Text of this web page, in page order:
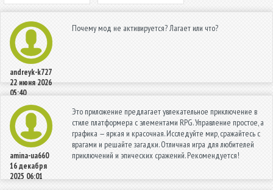
andreyk-k727
22 июня 2026
05:40
Почему мод не активируется? Лагает или что?
amina-ua660
16 декабря
2025 06:01
Это приложение предлагает увлекательное приключение в
стиле платформера с элементами RPG. Управление простое, а
графика — яркая и красочная. Исследуйте мир, сражайтесь с
врагами и решайте загадки. Отличная игра для любителей
приключений и эпических сражений. Рекомендуется!